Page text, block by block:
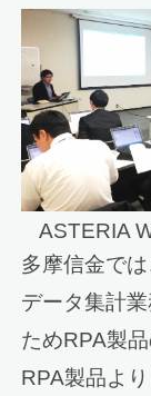
ASTERIA
多摩信金で
データ集計
ためRPA製
RPA製品よ